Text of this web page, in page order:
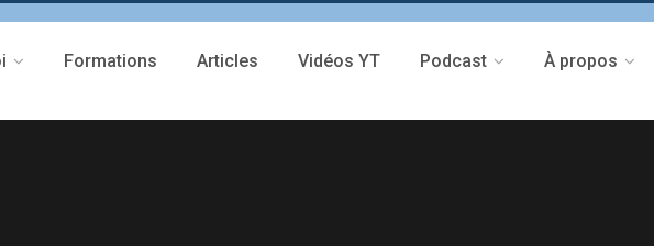
Formations Articles Vidéos YT Podcast À propos